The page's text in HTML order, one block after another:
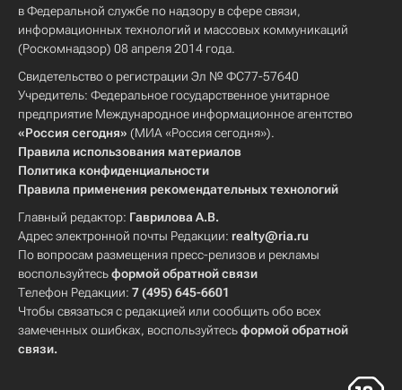
в Федеральной службе по надзору в сфере связи,
информационных технологий и массовых коммуникаций
(Роскомнадзор) 08 апреля 2014 года.
Свидетельство о регистрации Эл № ФС77-57640
Учредитель: Федеральное государственное унитарное
предприятие Международное информационное агентство
«Россия сегодня» (МИА «Россия сегодня»).
Правила использования материалов
Политика конфиденциальности
Правила применения рекомендательных технологий
Главный редактор: Гаврилова А.В.
Адрес электронной почты Редакции: realty@ria.ru
По вопросам размещения пресс-релизов и рекламы
воспользуйтесьформой обратной связи
Телефон Редакции: 7 (495) 645-6601
Чтобы связаться с редакцией или сообщить обо всех
замеченных ошибках, воспользуйтесьформой обратной
связи.